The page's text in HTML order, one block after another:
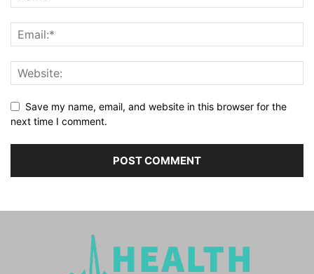
Save my name, email, and website in this browser for the
next time I comment.